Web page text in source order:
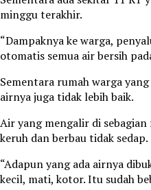
minggu terakhir.
“Dampaknya ke warga,
otomatis semua air bersih
Sementara rumah warga
airnya juga tidak lebih baik.
Air yang mengalir di
keruh dan berbau tidak sedap.
“Adapun yang ada airnya
kecil, mati, kotor. Itu sudah